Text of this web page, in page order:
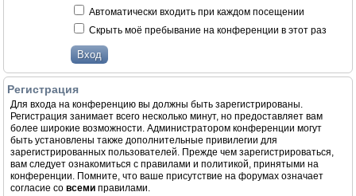
Автоматически входить при каждом посещении
Скрыть моё пребывание на конференции в этот раз
Регистрация
Для входа на конференцию вы должны быть зарегистрированы.
Регистрация занимает всего несколько минут, но предоставляет вам
более широкие возможности. Администратором конференции могут
быть установлены также дополнительные привилегии для
зарегистрированных пользователей. Прежде чем зарегистрироваться,
вам следует ознакомиться с правилами и политикой, принятыми на
конференции. Помните, что ваше присутствие на форумах означает
согласие со всеми правилами.